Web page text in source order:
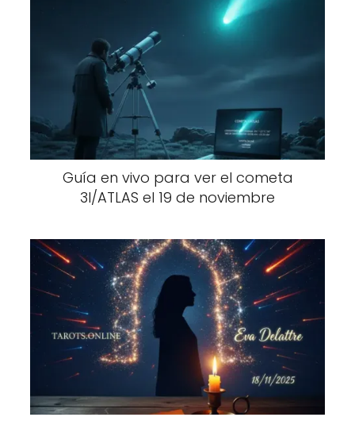
Guía en vivo para ver el cometa
3I/ATLAS el 19 de noviembre